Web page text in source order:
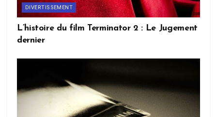
DIVERTISSEMENT
L’histoire du film Terminator 2 : Le Jugement
dernier